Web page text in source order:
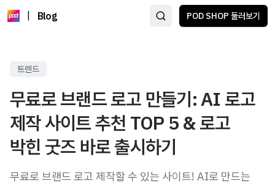
Blog POD SHOP 둘러보기
트렌드
무료로 브랜드 로고 만들기: AI 로고
제작 사이트 추천 TOP 5 & 로고
박힌 굿즈 바로 출시하기
무료로 브랜드 로고 제작할 수 있는 사이트! AI로 만드는